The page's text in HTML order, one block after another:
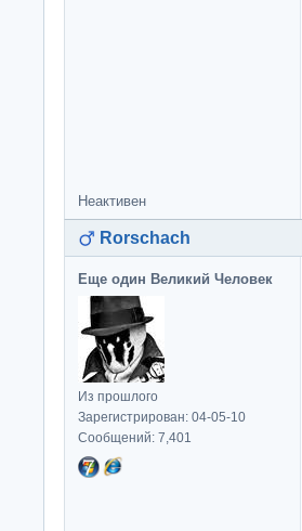
Неактивен
Rorschach
Еще один Великий Человек
Из прошлого
Зарегистрирован: 04-05-10
Сообщений: 7,401